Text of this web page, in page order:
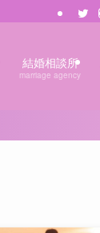
結婚相談所
marriage agency